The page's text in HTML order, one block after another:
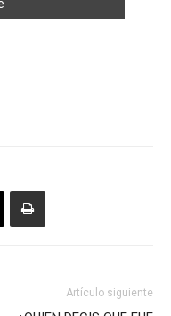
Artículo siguiente